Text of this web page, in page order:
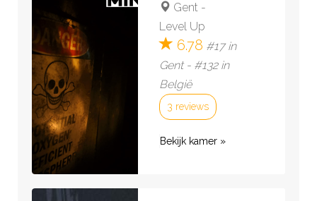
Gent -
Level Up
6.78 #17 in
Gent - #132 in
België
3 reviews
Bekijk kamer »